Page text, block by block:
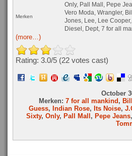
Merken
Only, Pall Mall, Pepe
Vero Moda, Wrangler,
Jones, Lee, Lee
Diesel, Dept, 7 for all
(more…)
Rating: 3.0/5 (22 votes cast)
October
Merken: 7 for all mankind ,
Guess, Indian Rose, Its Noise,
Sixty, Only, Pall Mall , Pepe Jeans,